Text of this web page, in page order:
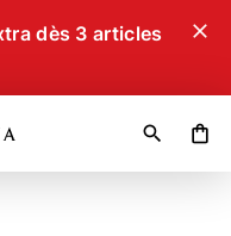
dès 3 articles
close
search shopping_bag